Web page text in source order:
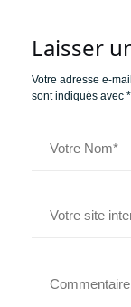
Laisser
Votre adresse e-
sont indiqués avec *